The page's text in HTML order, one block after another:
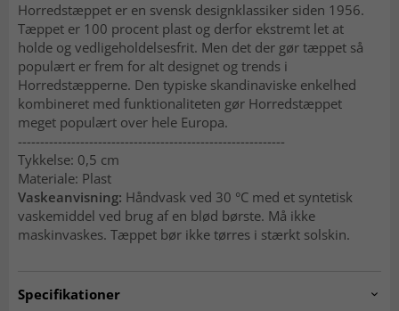
Horredstæppet er en svensk designklassiker siden 1956.
Tæppet er 100 procent plast og derfor ekstremt let at
holde og vedligeholdelsesfrit. Men det der gør tæppet så
populært er frem for alt designet og trends i
Horredstæpperne. Den typiske skandinaviske enkelhed
kombineret med funktionaliteten gør Horredstæppet
meget populært over hele Europa.
------------------------------------------------------------
Tykkelse: 0,5 cm
Materiale: Plast
Vaskeanvisning: Håndvask ved 30 °C med et syntetisk
vaskemiddel ved brug af en blød børste. Må ikke
maskinvaskes. Tæppet bør ikke tørres i stærkt solskin.
Specifikationer